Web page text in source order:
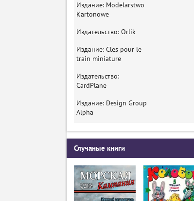
Издание: Modelarstwo
Kartonowe
Издательство: Orlik
Издание: Cles pour le
train miniature
Издательство:
CardPlane
Издание: Design Group
Alpha
Случаные книги